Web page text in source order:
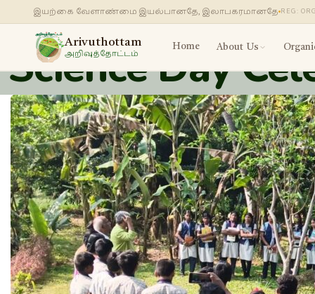
இயற்கை வேளாண்மை இயல்பானதே, இலாபகரமானதே REG:
Arivuthottam
அறிவுத்தோட்டம்
Home About Us
About
அறிவுத்தோட்டம்
Our Team
எங்கள் குழு
FAQs
அடிக்கடி
கேள்விகள்
News & Events
செய்திகள் &
Contact Us
தொடர்பு
Science Day